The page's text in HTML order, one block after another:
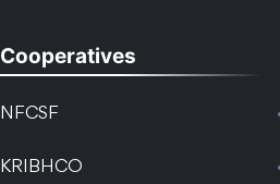
Cooperatives
NFCSF
KRIBHCO